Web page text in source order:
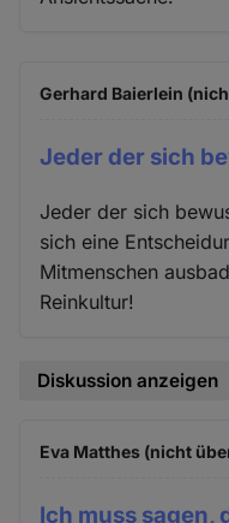
Gerhard Baierlein
Jeder der sich
Jeder der sich
sich eine
Mitmenschen
Reinkultur!
Diskussion anzeigen
Eva Matthes (nicht
Ich muss sagen,